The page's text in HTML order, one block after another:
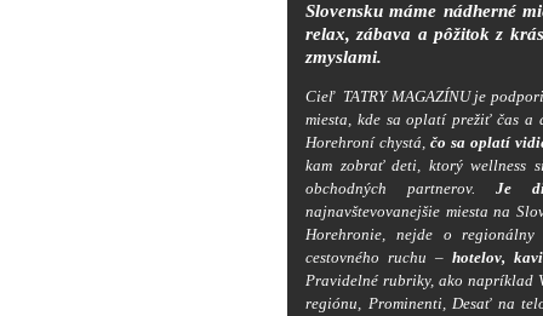
Slovensku máme nádherné
relax, zábava a pôžitok z
zmyslami.
Cieľ TATRY MAGAZÍNU je
miesta, kde sa oplatí prežiť čas a
Horehroní chystá, čo sa oplatí
kam zobrať deti, ktorý wellness
obchodných partnerov.Je
najnavštevovanejšie miesta na
Horehronie, nejde o
cestovného ruchu –hotelov,
Pravidelné rubriky, ako napríklad
regiónu, Prominenti, Desať na